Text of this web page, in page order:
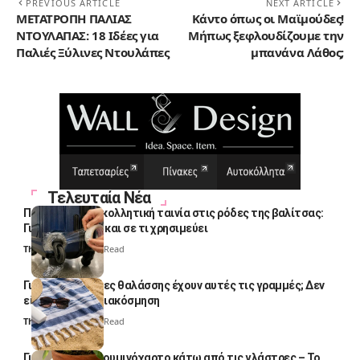
PREVIOUS ARTICLE
ΜΕΤΑΤΡΟΠΗ ΠΑΛΙΑΣ
ΝΤΟΥΛΑΠΑΣ: 18 Ιδέες για
Παλιές Ξύλινες Ντουλάπες
NEXT ARTICLE
Κάντο όπως οι Μαϊμούδες!
Μήπως ξεφλουδίζουμε την
μπανάνα Λάθος;
Τελευταία Νέα
Πολλοί βάζουν κολλητική ταινία στις ρόδες της βαλίτσας:
Γιατί το κάνουν και σε τι χρησιμεύει
Thali Ombre 4 Min Read
Γιατί οι πετσέτες θαλάσσης έχουν αυτές τις γραμμές; Δεν
είναι μόνο για διακόσμηση
Thali Ombre5 Min Read
Γιατί βάζουν αλουμινόχαρτο κάτω από τις γλάστρες – Το